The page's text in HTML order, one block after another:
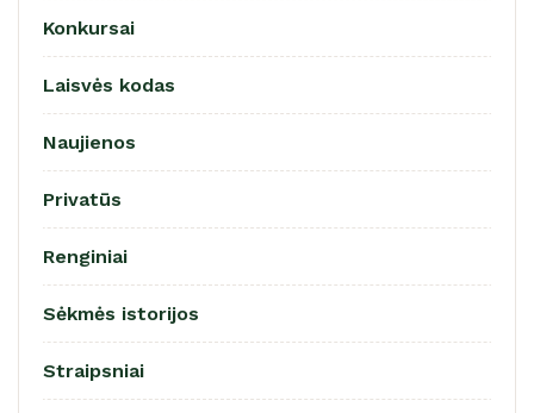
Konkursai
Laisvės kodas
Naujienos
Privatūs
Renginiai
Sėkmės istorijos
Straipsniai